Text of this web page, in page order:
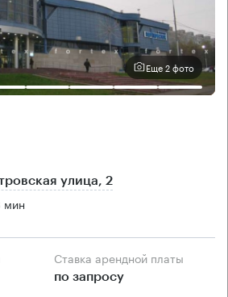
Еще 2 фото
улица, 2
мин
Ставка арендной платы
по запросу